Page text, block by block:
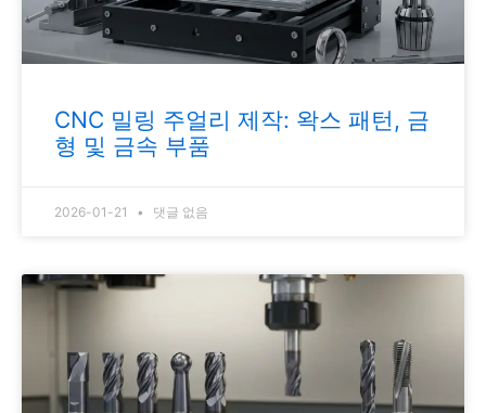
CNC 밀링 주얼리 제작: 왁스 패턴, 금
형 및 금속 부품
2026-01-21 댓글 없음